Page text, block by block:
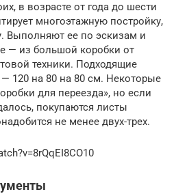
в возрасте от года до шести
многоэтажную постройку,
Выполняют ее по эскизам и
— из большой коробки от
техники. Подходящие
120 на 80 на 80 см. Некоторые
для переезда», но если
покупаются листы
не менее двух-трех.